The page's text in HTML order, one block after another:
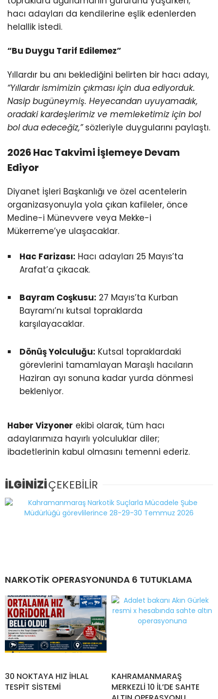
hacı adayları da kendilerine eşlik edenlerden
helallik istedi.
“Bu Duygu Tarif Edilemez”
Yıllardır bu anı beklediğini belirten bir hacı adayı,
“Yıllardır ismimizin çıkması için dua ediyorduk.
Nasip bugüneymiş. Heyecandan uyuyamadık,
oradaki kardeşlerimiz ve memleketimiz için bol
bol dua edeceğiz,”sözleriyle duygularını paylaştı.
2026 Hac Takvimi İşlemeye Devam
Ediyor
Diyanet İşleri Başkanlığı ve özel acentelerin
organizasyonuyla yola çıkan kafileler, önce
Medine-i Münevvere veya Mekke-i
Mükerreme’ye ulaşacaklar.
Hac Farizası: Hacı adayları 25 Mayıs’ta
Arafat’a çıkacak.
Bayram Coşkusu: 27 Mayıs’ta Kurban
Bayramı’nı kutsal topraklarda
karşılayacaklar.
Dönüş Yolculuğu: Kutsal topraklardaki
görevlerini tamamlayan Maraşlı hacıların
Haziran ayı sonuna kadar yurda dönmesi
bekleniyor.
Haber Vizyoner ekibi olarak, tüm hacı
adaylarımıza hayırlı yolculuklar diler;
ibadetlerinin kabul olmasını temenni ederiz.
İLGİNİZİÇEKEBİLİR
NARKOTİK OPERASYONUNDA 6 TUTUKLAMA
30 NOKTAYA HIZ İHLAL
TESPİT SİSTEMİ
KAHRAMANMARAŞ
MERKEZLİ 10 İL’DE SAHTE